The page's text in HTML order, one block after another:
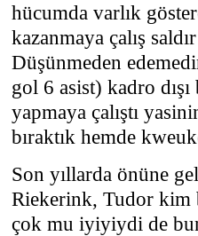
hücumda varlık
kazanmaya çalış
Düşünmeden
gol 6 asist) kadro
yapmaya çalıştı
bıraktık hemde
Son yıllarda önüne
Riekerink, Tudor kim
çok mu iyiyiydi de